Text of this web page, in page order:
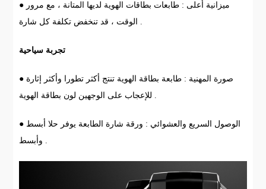
● ميزانية أعلى : طابعات بطاقات الهوية لديها المتانة ، مع مرور
الوقت ، قد تنخفض تكلفة كل شارة .
تجربة سياحية
● صورة المهنية : طابعة بطاقة الهوية تنتج أكثر تطورا وأكثر إثارة
للإعجاب على الوجهين لون بطاقة الهوية .
● الوصول السريع والعشوائي : ورقة شارة الطابعة يوفر حلا أبسط
وأبسط .